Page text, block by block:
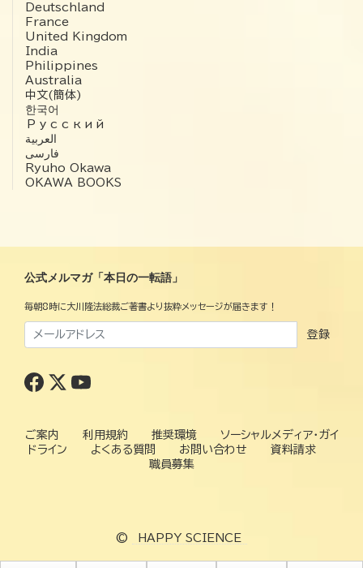
Deutschland
France
United Kingdom
India
Philippines
Australia
中文(簡体)
한국어
Русский
العربية‏
فارسی
Ryuho Okawa
OKAWA BOOKS
公式メルマガ「本日の一転語」
毎朝8時に大川隆法総裁ご著書より抜粋メッセージが届きます！
登録
ご案内 利用規約 推奨環境
ソーシャルメディア・ガイ
ドライン
よくある質問 お問い合わせ
資料請求
職員募集
© HAPPY SCIENCE